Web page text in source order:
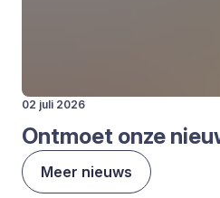
02 juli 2026
Ont­moet onze
Meer nieuws